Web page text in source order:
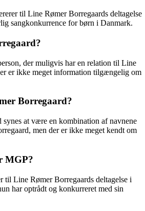
til Line Rømer Borregaards deltagelse
sangkonkurrence for børn i Danmark.
der muligvis har en relation til Line
er ikke meget information tilgængelig om
Borregaard?
at være en kombination af navnene
men der er ikke meget kendt om
MGP?
til Line Rømer Borregaards deltagelse i
har optrådt og konkurreret med sin